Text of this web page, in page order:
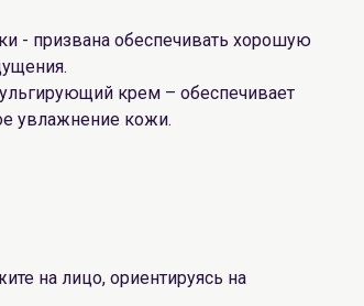
- призвана обеспечивать хорошую
крем – обеспечивает
увлажнение кожи.
на лицо, ориентируясь на